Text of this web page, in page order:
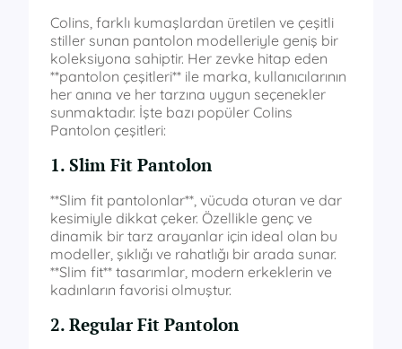
Colins, farklı kumaşlardan üretilen ve çeşitli
stiller sunan pantolon modelleriyle geniş bir
koleksiyona sahiptir. Her zevke hitap eden
**pantolon çeşitleri** ile marka, kullanıcılarının
her anına ve her tarzına uygun seçenekler
sunmaktadır. İşte bazı popüler Colins
Pantolon çeşitleri:
1. Slim Fit Pantolon
**Slim fit pantolonlar**, vücuda oturan ve dar
kesimiyle dikkat çeker. Özellikle genç ve
dinamik bir tarz arayanlar için ideal olan bu
modeller, şıklığı ve rahatlığı bir arada sunar.
**Slim fit** tasarımlar, modern erkeklerin ve
kadınların favorisi olmuştur.
2. Regular Fit Pantolon